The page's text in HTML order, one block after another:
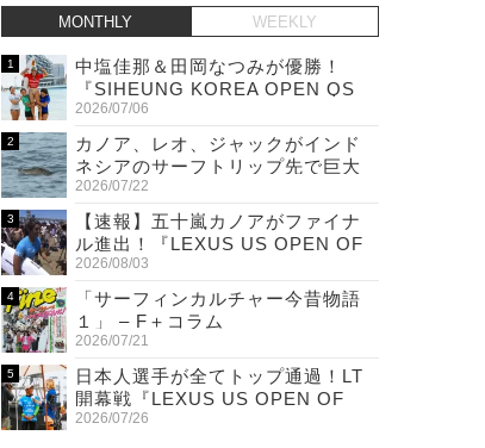
MONTHLY WEEKLY
中塩佳那＆田岡なつみが優勝！
『SIHEUNG KOREA OPEN QS
6,000 & LQS』
2026/07/06
カノア、レオ、ジャックがインド
ネシアのサーフトリップ先で巨大
ワニと遭遇！
2026/07/22
【速報】五十嵐カノアがファイナ
ル進出！『LEXUS US OPEN OF
SURFING』
2026/08/03
「サーフィンカルチャー今昔物語
１」 – F＋コラム
2026/07/21
日本人選手が全てトップ通過！LT
開幕戦『LEXUS US OPEN OF
SURFING』初日
2026/07/26